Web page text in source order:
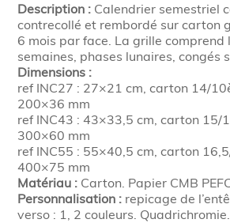
Description : Calendrier semestriel
contrecollé et rembordé sur carton
6 mois par face. La grille comprend
semaines, phases lunaires, congés
Dimensions :
ref INC27 : 27×21 cm, carton 14/
200×36 mm
ref INC43 : 43×33,5 cm, carton 15/
300×60 mm
ref INC55 : 55×40,5 cm, carton
400×75 mm
Matériau : Carton. Papier CMB
Personnalisation : repicage de
verso : 1, 2 couleurs. Quadrichromie.